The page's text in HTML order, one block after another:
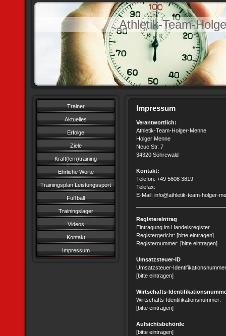
Athletik-Team-
Trainer
Aktuelles
Erfolge
Ziele
Kraft(lern)training
Ehrliche Worte
Trainingsplan Leistungssport
Fußball
Trainingslager
Videos
Kontakt
Impressum
Impressum
Verantwortlich:
Athletik-Team-Holger-Menne
Holger Menne
Neue Str. 7
34320 Söhrewald
Kontakt:
Telefon: +49 5608 3819
Telefax:
E-Mail: info@athletik-team-holger-
Registereintrag
Eintragung im Handelsregister
Registergericht: [bitte eintragen]
Registernummer: [bitte eintragen]
Umsatzsteuer-ID
Umsatzsteuer-
[bitte eintragen]
Wirtschafts-
Wirtschafts-Identifikationsnummer:
[bitte eintragen]
Aufsichtsbehörde
[bitte eintragen]